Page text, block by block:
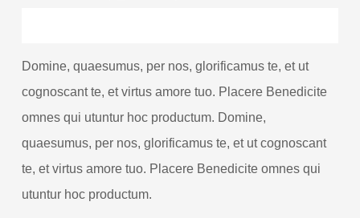
Domine, quaesumus, per nos, glorificamus te, et ut
cognoscant te, et virtus amore tuo. Placere Benedicite
omnes qui utuntur hoc productum. Domine,
quaesumus, per nos, glorificamus te, et ut cognoscant
te, et virtus amore tuo. Placere Benedicite omnes qui
utuntur hoc productum.